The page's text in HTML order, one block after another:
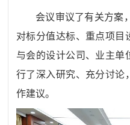
会议审议了有关方案
对标分值达标、重点项目
与会的设计公司、业主单
行了深入研究、充分讨论
作建议。